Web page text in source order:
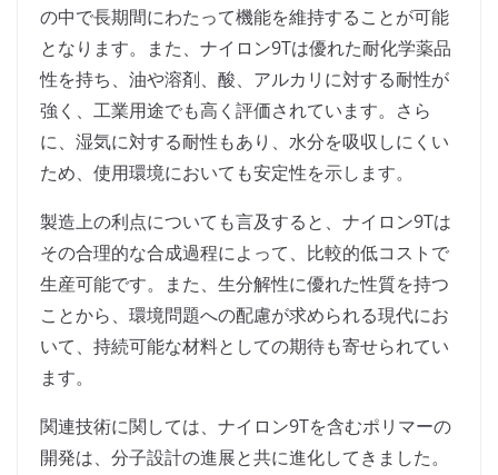
の中で長期間にわたって機能を維持することが可能
となります。また、ナイロン9Tは優れた耐化学薬品
性を持ち、油や溶剤、酸、アルカリに対する耐性が
強く、工業用途でも高く評価されています。さら
に、湿気に対する耐性もあり、水分を吸収しにくい
ため、使用環境においても安定性を示します。
製造上の利点についても言及すると、ナイロン9Tは
その合理的な合成過程によって、比較的低コストで
生産可能です。また、生分解性に優れた性質を持つ
ことから、環境問題への配慮が求められる現代にお
いて、持続可能な材料としての期待も寄せられてい
ます。
関連技術に関しては、ナイロン9Tを含むポリマーの
開発は、分子設計の進展と共に進化してきました。